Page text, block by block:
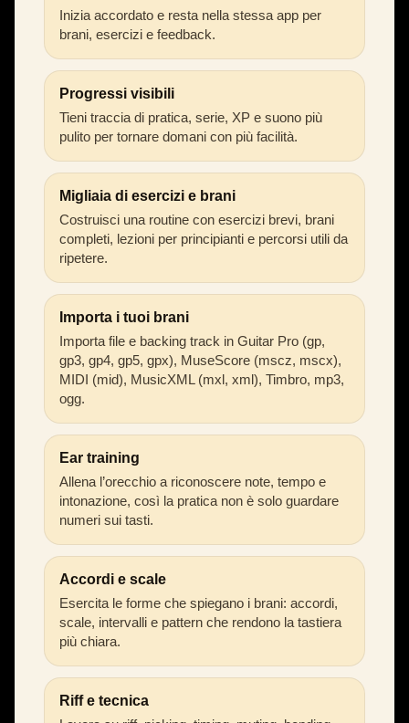
Inizia accordato e resta nella stessa app per
brani, esercizi e feedback.
Progressi visibili
Tieni traccia di pratica, serie, XP e suono più
pulito per tornare domani con più facilità.
Migliaia di esercizi e brani
Costruisci una routine con esercizi brevi, brani
completi, lezioni per principianti e percorsi utili da
ripetere.
Importa i tuoi brani
Importa file e backing track in Guitar Pro (gp,
gp3, gp4, gp5, gpx), MuseScore (mscz, mscx),
MIDI (mid), MusicXML (mxl, xml), Timbro, mp3,
ogg.
Ear training
Allena l’orecchio a riconoscere note, tempo e
intonazione, così la pratica non è solo guardare
numeri sui tasti.
Accordi e scale
Esercita le forme che spiegano i brani: accordi,
scale, intervalli e pattern che rendono la tastiera
più chiara.
Riff e tecnica